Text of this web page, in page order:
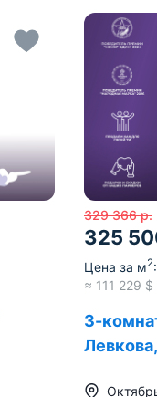
329 366 р.
325
Цена за м2:
≈ 111 229 $
3-